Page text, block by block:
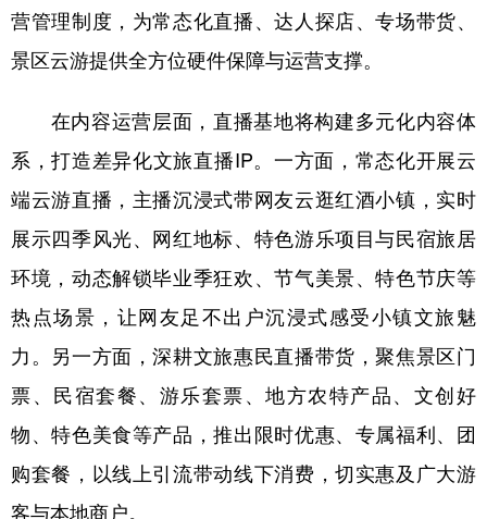
营管理制度，为常态化直播、达人探店、专场带货、
景区云游提供全方位硬件保障与运营支撑。
在内容运营层面，直播基地将构建多元化内容体
系，打造差异化文旅直播IP。一方面，常态化开展云
端云游直播，主播沉浸式带网友云逛红酒小镇，实时
展示四季风光、网红地标、特色游乐项目与民宿旅居
环境，动态解锁毕业季狂欢、节气美景、特色节庆等
热点场景，让网友足不出户沉浸式感受小镇文旅魅
力。另一方面，深耕文旅惠民直播带货，聚焦景区门
票、民宿套餐、游乐套票、地方农特产品、文创好
物、特色美食等产品，推出限时优惠、专属福利、团
购套餐，以线上引流带动线下消费，切实惠及广大游
客与本地商户。